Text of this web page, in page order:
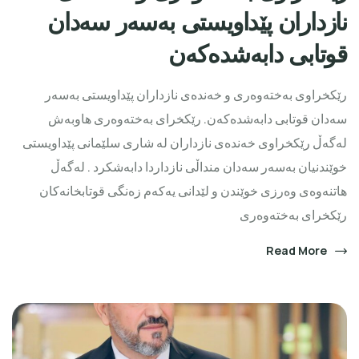
نازداران پێداویستی بەسەر سەدان
قوتابی دابەشدەكەن
رێكخراوی بەختەوەری و خەندەی نازداران پێداویستی بەسەر
سەدان قوتابی دابەشدەكەن. رێکخرای بەختەوەری هاوبەش
لەگەڵ رێکخراوی خەندەی نازداران لە شاری سلێمانی پێداویستی
خوێندنیان بەسەر سەدان منداڵی نازداردا دابەشكرد . لەگەڵ
هاتنەوەی وەرزی خوێندن و لێدانی یەکەم زەنگی قوتابخانەکان
رێکخرای بەختەوەری
Read More